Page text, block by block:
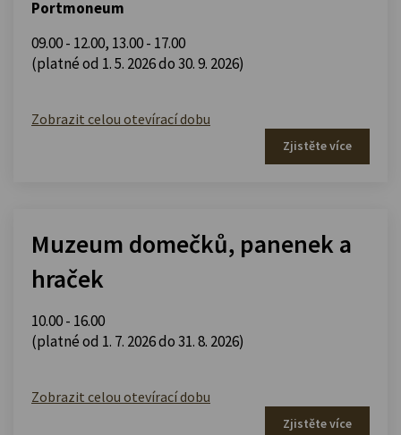
Portmoneum
09.00 - 12.00, 13.00 - 17.00
(platné od 1. 5. 2026 do 30. 9. 2026)
Zobrazit celou otevírací dobu
Zjistěte více
Muzeum domečků, panenek a
hraček
10.00 - 16.00
(platné od 1. 7. 2026 do 31. 8. 2026)
Zobrazit celou otevírací dobu
Zjistěte více